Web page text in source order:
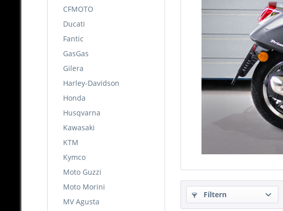
CFMOTO
Ducati
Fantic
GasGas
Gilera
Harley-Davidson
Honda
Husqvarna
Kawasaki
KTM
Kymco
Moto Guzzi
Moto Morini
MV Agusta
Filtern